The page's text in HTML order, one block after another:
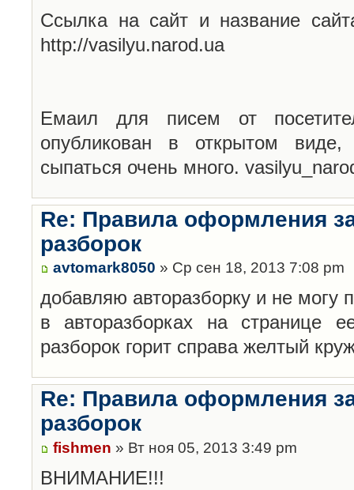
Ссылка на сайт и название
http://vasilyu.narod.ua
Емаил для писем от
опубликован в открытом
сыпаться очень много.
Re: Правила оформления
разборок
avtomark8050 » Ср сен 18, 2013 7:08 pm
добавляю авторазборку и не могу
в авторазборках на странице
разборок горит справа желтый
Re: Правила оформления
разборок
fishmen » Вт ноя 05, 2013 3:49 pm
ВНИМАНИЕ!!!